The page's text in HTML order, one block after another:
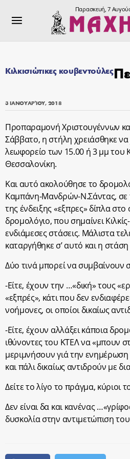
Παρασκευή, 7
Κιλκισιώτικες κουβεντούλες
3 ΙΑΝΟΥΑΡΊΟΥ, 2018
Προπαραμονή Χριστουγέννων
Σάββατο, η στήλη χρειάσθηκε να
λεωφορείο των 15.00 ή 3 μμ του
Θεσσαλονίκη.
Και αυτό ακολούθησε το
Καμπάνη-Μανδρών-Ν.Σάντας, σε
της ένδειξης «εξπρες» δίπλα στο
δρομολόγιο, που σημαίνει
ενδιάμεσες στάσεις. Μάλιστα
καταργήθηκε σ’ αυτό και η
Δύο τινά μπορεί να συμβαίνουν
-Είτε, έχουν την …«δική» τους
«εξπρές», κάτι που δεν
νοήμονες, οι οποίοι δικαίως
-Είτε, έχουν αλλάξει κάποια
ιθύνοντες του ΚΤΕΛ να «μπουν
μεριμνήσουν γιά την ενημέρωση
και πάλι δικαίως αντιδρούν με
Δείτε το λίγο το πράγμα, κύριοι
Δεν είναι δα και κανένας
δυσκολία στην αντιμετώπιση